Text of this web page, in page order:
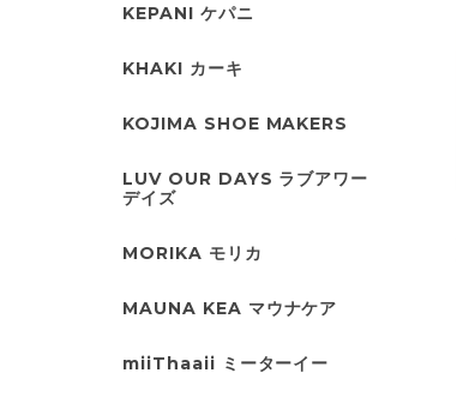
KEPANI ケパニ
KHAKI カーキ
KOJIMA SHOE MAKERS
LUV OUR DAYS ラブアワー
デイズ
MORIKA モリカ
MAUNA KEA マウナケア
miiThaaii ミーターイー